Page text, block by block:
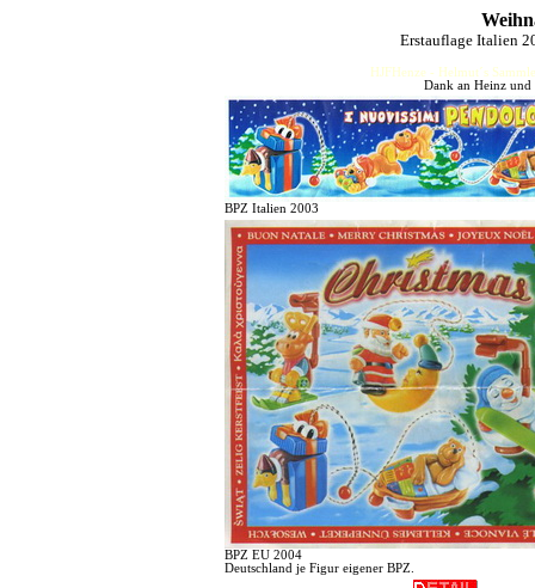
Erstauflage Italien
HJFHenze - Helmut´s
Dank an Heinz
BPZ Italien 2003
BPZ EU 2004
Deutschland je Figur eigener BPZ.